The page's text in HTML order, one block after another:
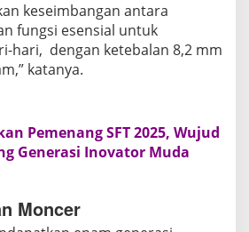
keseimbangan antara
fungsi esensial untuk
hari, dengan ketebalan 8,2 mm
katanya.
Pemenang SFT 2025, Wujud
Generasi Inovator Muda
Moncer